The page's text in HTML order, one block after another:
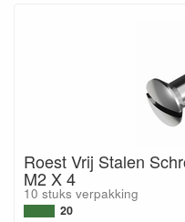
Roest Vrij Stalen
M2 X 4
10 stuks verpakking
20